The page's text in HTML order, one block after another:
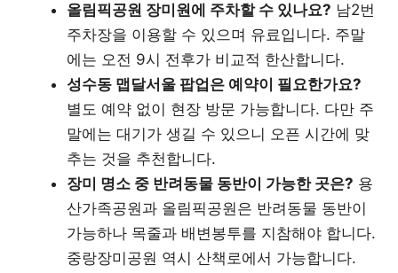
올림픽공원 장미원에 주차할 수 있나요? 남2번
주차장을 이용할 수 있으며 유료입니다. 주말
에는 오전 9시 전후가 비교적 한산합니다.
성수동 맵달서울 팝업은 예약이 필요한가요?
별도 예약 없이 현장 방문 가능합니다. 다만 주
말에는 대기가 생길 수 있으니 오픈 시간에 맞
추는 것을 추천합니다.
장미 명소 중 반려동물 동반이 가능한 곳은? 용
산가족공원과 올림픽공원은 반려동물 동반이
가능하나 목줄과 배변봉투를 지참해야 합니다.
중랑장미공원 역시 산책로에서 가능합니다.